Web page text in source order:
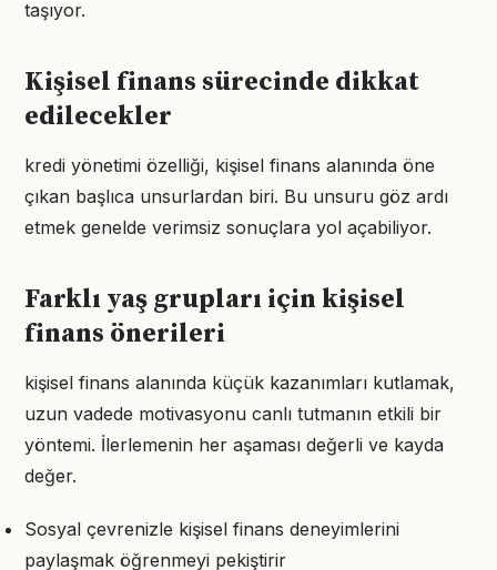
taşıyor.
Kişisel finans sürecinde dikkat
edilecekler
kredi yönetimi özelliği, kişisel finans alanında öne
çıkan başlıca unsurlardan biri. Bu unsuru göz ardı
etmek genelde verimsiz sonuçlara yol açabiliyor.
Farklı yaş grupları için kişisel
finans önerileri
kişisel finans alanında küçük kazanımları kutlamak,
uzun vadede motivasyonu canlı tutmanın etkili bir
yöntemi. İlerlemenin her aşaması değerli ve kayda
değer.
Sosyal çevrenizle kişisel finans deneyimlerini
paylaşmak öğrenmeyi pekiştirir